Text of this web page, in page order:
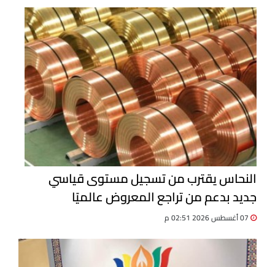
النحاس يقترب من تسجيل مستوى قياسي
جديد بدعم من تراجع المعروض عالميًا